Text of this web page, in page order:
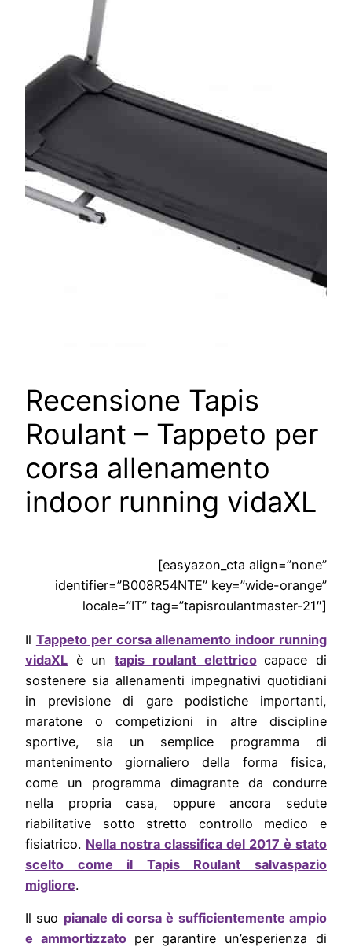
Recensione Tapis
Roulant – Tappeto per
corsa allenamento
indoor running vidaXL
[easyazon_cta align=”none”
identifier=”B008R54NTE” key=”wide-orange”
locale=”IT” tag=”tapisroulantmaster-21″]
Il Tappeto per corsa allenamento indoor running
vidaXL è untapis roulant elettrico capace di
sostenere sia allenamenti impegnativi quotidiani
in previsione di gare podistiche importanti,
maratone o competizioni in altre discipline
sportive, sia un semplice programma di
mantenimento giornaliero della forma fisica,
come un programma dimagrante da condurre
nella propria casa, oppure ancora sedute
riabilitative sotto stretto controllo medico e
fisiatrico. Nella nostra classifica del 2017 è stato
scelto come il Tapis Roulant salvaspazio
migliore.
Il suo pianale di corsa è sufficientemente ampio
e ammortizzato per garantire un’esperienza di